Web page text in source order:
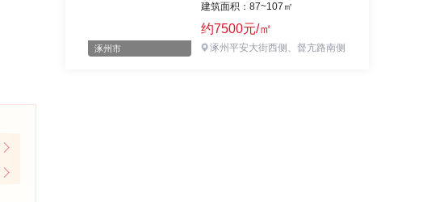
涿州市
建筑面积：87~107㎡
约7500元/㎡
涿州平安大街西侧、督亢路南侧